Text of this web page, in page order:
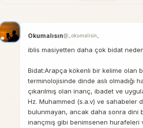
Okumalısın@_okumalisin_
iblis masiyetten daha çok bidat
Bidat:Arapça kökenli bir kelime olan
terminolojisinde dinde aslı olmadığı
çıkarılmış olan inanç, ibadet ve
Hz. Muhammed (s.a.v) ve sahabeler
bulunmayan, ancak daha sonra dini
inançmış gibi benimsenen